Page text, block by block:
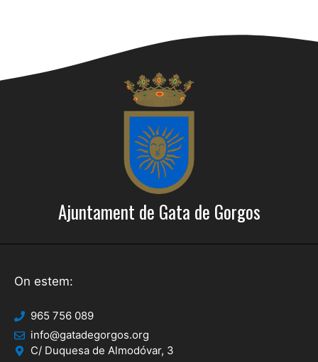
Ajuntament de Gata de Gorgos
On estem:
965 756 089
info@gatadegorgos.org
C/ Duquesa de Almodóvar, 3